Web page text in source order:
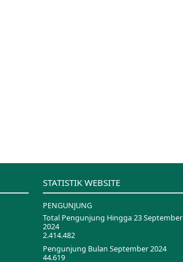
STATISTIK WEBSITE
PENGUNJUNG
Total Pengunjung Hingga 23 September
2024
2.414.482
Pengunjung Bulan September 2024
44.619